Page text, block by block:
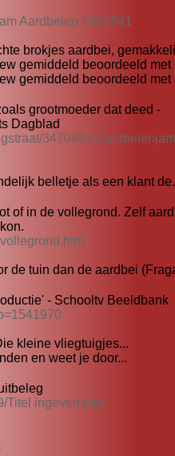
Aardbeien 1662541
brokjes aardbei,
gemiddeld beoordeeld met
gemiddeld beoordeeld met
grootmoeder dat deed -
Dagblad
3470491/Aardbeienjam
belletje als een klant
of in de vollegrond. Zelf
de tuin dan de aardbei
- Schooltv Beeldbank
kleine vliegtuigjes...
en weet je door...
Titel ingeven.htm